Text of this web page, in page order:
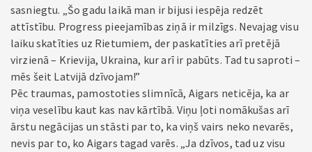
sasniegtu. „Šo gadu laikā man ir bijusi iespēja redzēt
attīstību. Progress pieejamības ziņā ir milzīgs. Nevajag visu
laiku skatīties uz Rietumiem, der paskatīties arī pretējā
virzienā – Krievija, Ukraina, kur arī ir pabūts. Tad tu saproti –
mēs šeit Latvijā dzīvojam!”
Pēc traumas, pamostoties slimnīcā, Aigars neticēja, ka ar
viņa veselību kaut kas nav kārtībā. Viņu ļoti nomākušas arī
ārstu negācijas un stāsti par to, ka viņš vairs neko nevarēs,
nevis par to, ko Aigars tagad varēs. „Ja dzīvos, tad uz visu